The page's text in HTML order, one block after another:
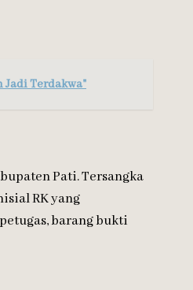
Jadi Terdakwa"
Pati. Tersangka
RK yang
barang bukti